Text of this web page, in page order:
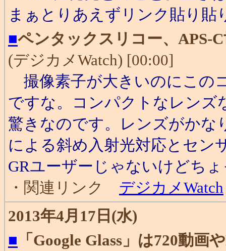
まぁとりあえずリンク貼り貼
■ペンタックスリコー、APS-
(デジカメWatch) [00:00]
撮像素子が大きいのにこの
ですな。コンパクトなレンズ
驚きなのです。レンズがかな
による斜め入射光対応とセン
GRユーザーじゃないけどち
・関連リンク デジカメWatch
2013年4月17日(水)
■ 「Google Glass」は720動画